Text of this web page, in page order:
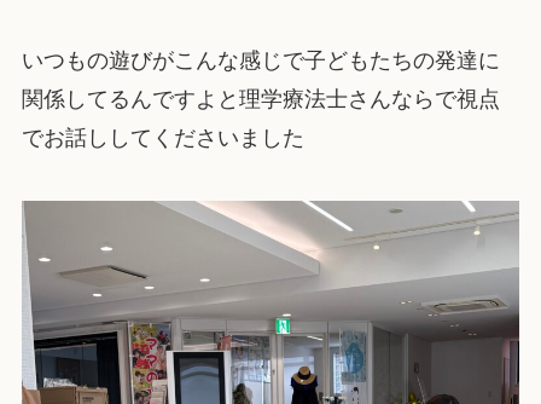
いつもの遊びがこんな感じで子どもたちの発達に
関係してるんですよと理学療法士さんならで視点
でお話ししてくださいました